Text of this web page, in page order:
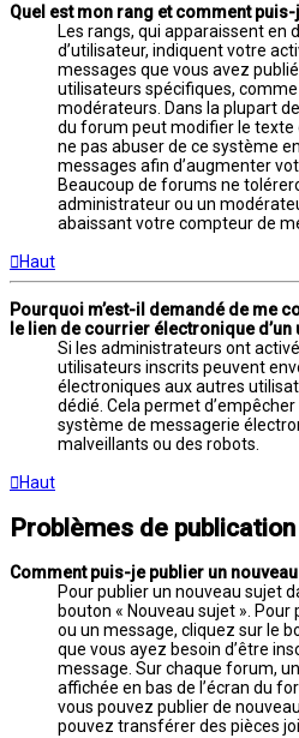
Quel est mon rang et comment
Les rangs, qui apparaissent en
d’utilisateur, indiquent votre
messages que vous avez
utilisateurs spécifiques,
modérateurs. Dans la plupart
du forum peut modifier le texte
ne pas abuser de ce système
messages afin d’augmenter
Beaucoup de forums ne
administrateur ou un
abaissant votre compteur de
Haut
Pourquoi m’est-il demandé de me
le lien de courrier électronique d’un
Si les administrateurs ont
utilisateurs inscrits peuvent
électroniques aux autres
dédié. Cela permet
système de messagerie
malveillants ou des robots.
Haut
Problèmes de publication
Comment puis-je publier un
Pour publier un nouveau sujet
bouton « Nouveau sujet ».
ou un message, cliquez sur le
que vous ayez besoin d’être
message. Sur chaque forum,
affichée en bas de l’écran du
vous pouvez publier de
pouvez transférer des pièces